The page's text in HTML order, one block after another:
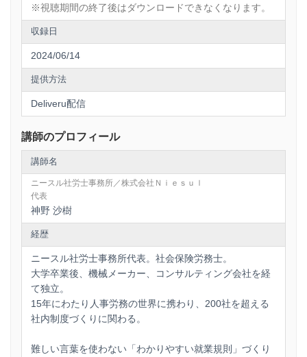
★お問い合わ先は、以下からお願いいたします。
https://shop.deliveru.jp/bulkorder
※視聴期間の終了後はダウンロードできなくなります。
収録日
2024/06/14
提供方法
Deliveru配信
講師のプロフィール
講師名
ニースル社労士事務所／株式会社Ｎｉｅｓｕｌ
代表
神野 沙樹
経歴
ニースル社労士事務所代表。社会保険労務士。
大学卒業後、機械メーカー、コンサルティング会社を経
て独立。
15年にわたり人事労務の世界に携わり、200社を超える
社内制度づくりに関わる。
難しい言葉を使わない「わかりやすい就業規則」づくり